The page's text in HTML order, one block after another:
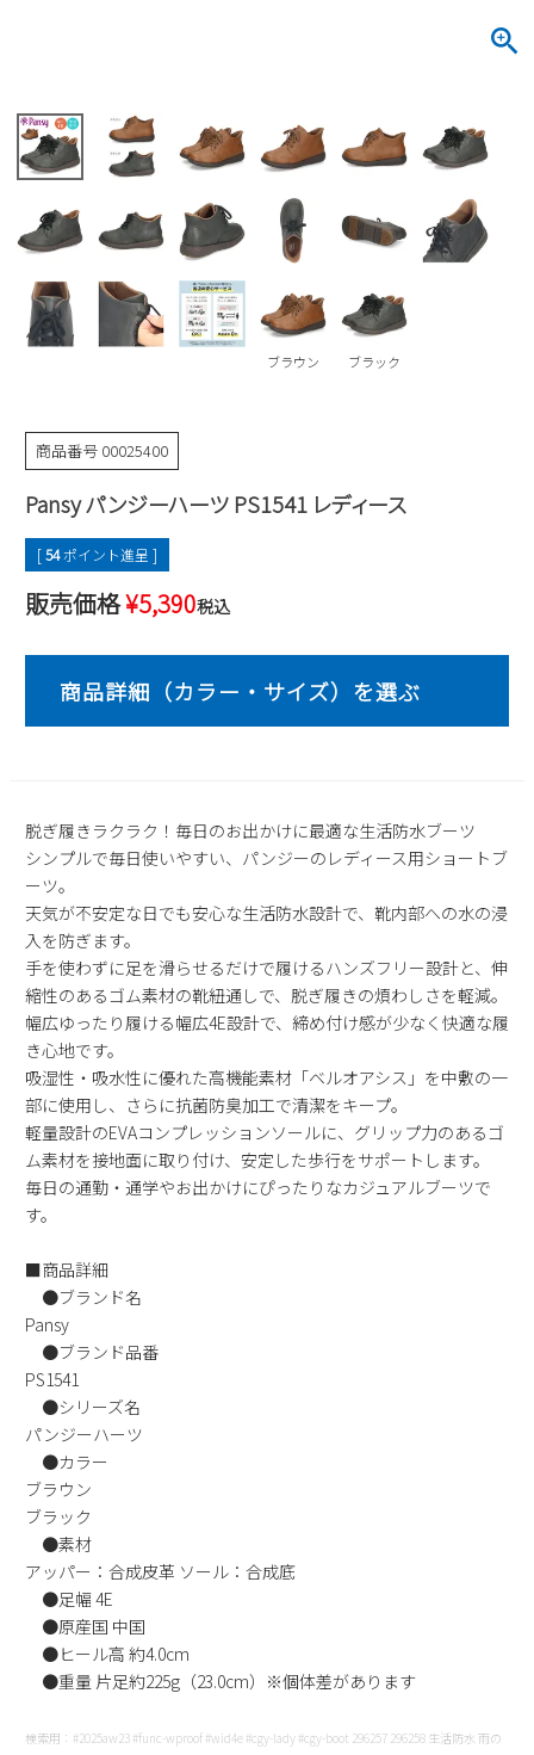
ウェア
Parade
SKECHERS
moz
puma
ワークシューズ
ブーツ
ウェア
Parade
EDWIN
new balance
ブーツ
Parade
SKECHERS
new balance
瞬足
キッズSALE
ボディバッグ
ハンドバッグ
トートバッグ
財布
すべての商品
ケア用品
雑貨
ご利用ガイド
会員サービス
メルマガ購買
営業日カレンダー
日 月 火 水 木 金
16
17 18 19 20 21
22
23
24 25 26 27 28
29
30
31
2026 年9月
日 月 火 水 木 金
土
1
2 3 4
5
6
13
14 15 16 17 18
19
20
21 22 23 24
26
27
28 29 30
新規会員登録
会社概要
プライバシーポリシー
特定商取引法に基づく表示
お問い合わせ
ブラウン ブラック
商品番号 00025400
Pansy パンジーハーツ PS1541 レディース
[54ポイント進呈 ]
販売価格¥5,390税込
脱ぎ履きラクラク！毎日のお出かけに最適な生活防水ブーツ
シンプルで毎日使いやすい、パンジーのレディース用ショートブ
ーツ。
天気が不安定な日でも安心な生活防水設計で、靴内部への水の浸
入を防ぎます。
手を使わずに足を滑らせるだけで履けるハンズフリー設計と、伸
縮性のあるゴム素材の靴紐通しで、脱ぎ履きの煩わしさを軽減。
幅広ゆったり履ける幅広4E設計で、締め付け感が少なく快適な履
き心地です。
吸湿性・吸水性に優れた高機能素材「ベルオアシス」を中敷の一
部に使用し、さらに抗菌防臭加工で清潔をキープ。
軽量設計のEVAコンプレッションソールに、グリップ力のあるゴ
ム素材を接地面に取り付け、安定した歩行をサポートします。
毎日の通勤・通学やお出かけにぴったりなカジュアルブーツで
す。
■商品詳細
●ブランド名
Pansy
●ブランド品番
PS1541
●シリーズ名
パンジーハーツ
●カラー
ブラウン
ブラック
●素材
アッパー：合成皮革 ソール：合成底
●足幅 4E
●原産国 中国
●ヒール高 約4.0cm
●重量 片足約225g（23.0cm）※個体差があります
検索用：#2025aw23 #func-wproof #wid4e #cgy-lady #cgy-boot 296257 296258 生活防水 雨の